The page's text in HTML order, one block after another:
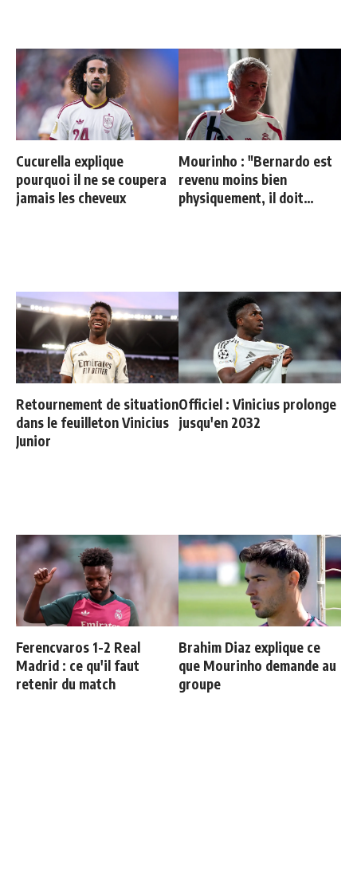
Cucurella explique
pourquoi il ne se coupera
jamais les cheveux
Mourinho : "Bernardo est
revenu moins bien
physiquement, il doit
Retournement de situation
dans le feuilleton Vinicius
Junior
Officiel : Vinicius prolonge
jusqu'en 2032
Ferencvaros 1-2 Real
Madrid : ce qu'il faut
retenir du match
Brahim Diaz explique ce
que Mourinho demande au
groupe